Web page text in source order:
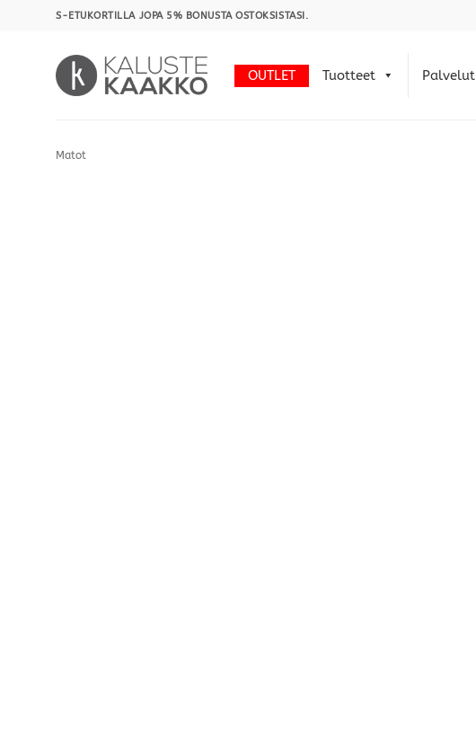
S-ETUKORTILLA JOPA 5% BONUSTA OSTOKSISTASI.
OUTLET Tuotteet Palvelut
Matot